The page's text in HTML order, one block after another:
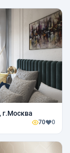
г.Москва
70 0